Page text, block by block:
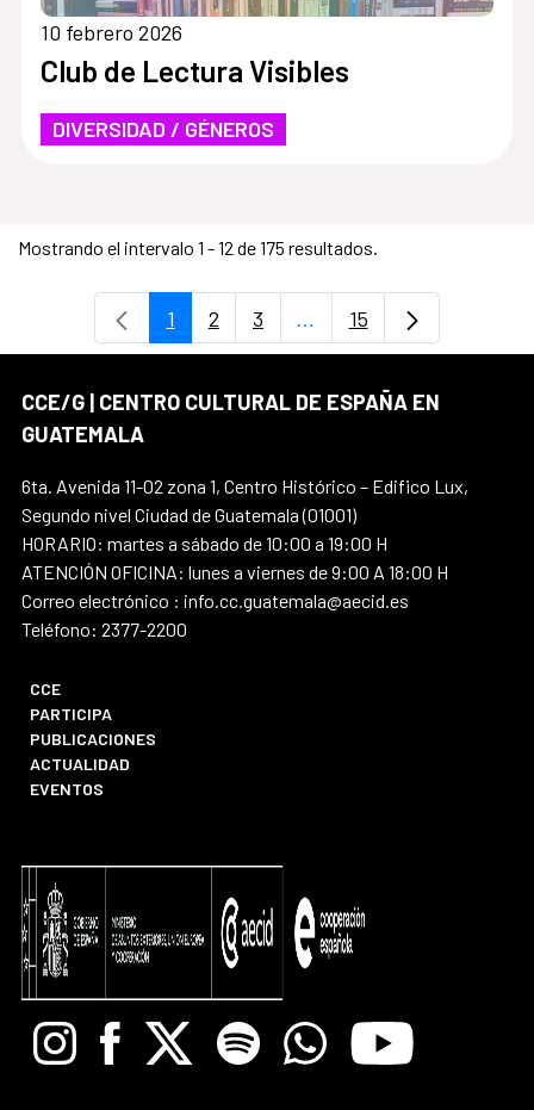
10 febrero 2026
Club de Lectura Visibles
DIVERSIDAD / GÉNEROS
Mostrando el intervalo 1 - 12 de 175 resultados.
Página
1 Página
2 Página
3 ...Páginas intermedias
Página
15
CCE/G | CENTRO CULTURAL DE ESPAÑA EN
GUATEMALA
6ta. Avenida 11-02 zona 1, Centro Histórico – Edifico Lux,
Segundo nivel Ciudad de Guatemala (01001)
HORARIO: martes a sábado de 10:00 a 19:00 H
ATENCIÓN OFICINA: lunes a viernes de 9:00 A 18:00 H
Correo electrónico : info.cc.guatemala@aecid.es
Teléfono: 2377-2200
CCE
PARTICIPA
PUBLICACIONES
ACTUALIDAD
EVENTOS
InstagramFacebook
X Spotify WhatsappYoutube